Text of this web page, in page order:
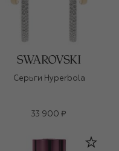
Серьги Hyperbola
33 900 ₽